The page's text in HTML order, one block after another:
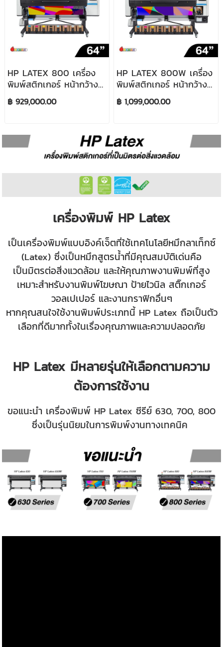
HP LATEX 800 เครื่อง
พิมพ์สติกเกอร์ หน้ากว้าง
64 นิ้ว
฿ 929,000.00
HP LATEX 800W เครื่อง
พิมพ์สติกเกอร์ หน้ากว้าง
64 นิ้ว (มีหมึกขาว)
฿ 1,099,000.00
เครื่องพิมพ์ HP Latex
เป็นเครื่องพิมพ์แบบอิงค์เจ็ตที่ใช้เทคโนโลยีหมึกลาเท็กซ์
(Latex) ซึ่งเป็นหมึกสูตรน้ำที่มีคุณสมบัติเด่นคือ
เป็นมิตรต่อสิ่งแวดล้อม และให้คุณภาพงานพิมพ์ที่สูง
เหมาะสำหรับงานพิมพ์โฆษณา ป้ายไวนิล สติ๊กเกอร์
วอลเปเปอร์ และงานกราฟิกอื่นๆ
หากคุณสนใจใช้งานพิมพ์ประเภทนี้ HP Latex ถือเป็นตัว
เลือกที่ดีมากทั้งในเรื่องคุณภาพและความปลอดภัย
HP Latex มีหลายรุ่นให้เลือกตามความ
ต้องการใช้งาน
ขอแนะนำ เครื่องพิมพ์ HP Latex ซีรีย์ 630, 700, 800
ซึ่งเป็นรุ่นนิยมในการพิมพ์งานทางเทคนิค